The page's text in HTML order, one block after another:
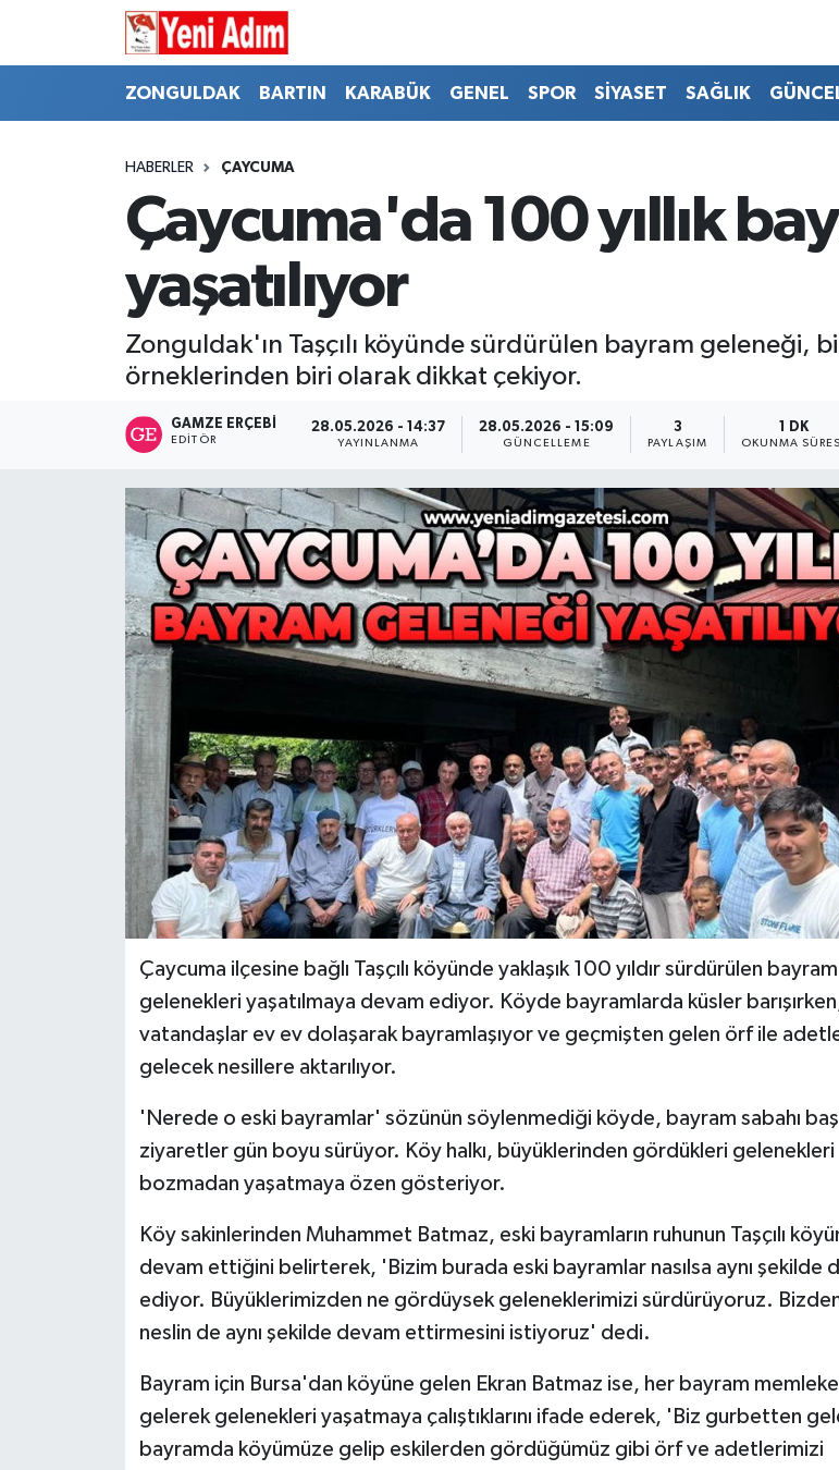
ZONGULDAK BARTIN KARABÜK GENEL SPOR SİYASET SAĞLIK
HABERLER ÇAYCUMA
Çaycuma'da 100 yıllık
yaşatılıyor
Zonguldak'ın Taşçılı köyünde sürdürülen bayram geleneği,
örneklerinden biri olarak dikkat çekiyor.
GAMZE ERÇEBI
EDITÖR
28.05.2026 - 14:37
YAYINLANMA
28.05.2026 - 15:09
GÜNCELLEME
3
PAYLAŞIM
1 DK
OKUNMA
Çaycuma ilçesine bağlı Taşçılı köyünde yaklaşık 100 yıldır sürdürülen bayram
gelenekleri yaşatılmaya devam ediyor. Köyde bayramlarda küsler
vatandaşlar ev ev dolaşarak bayramlaşıyor ve geçmişten gelen örf ile
gelecek nesillere aktarılıyor.
'Nerede o eski bayramlar' sözünün söylenmediği köyde, bayram sabahı
ziyaretler gün boyu sürüyor. Köy halkı, büyüklerinden gördükleri gelenekleri
bozmadan yaşatmaya özen gösteriyor.
Köy sakinlerinden Muhammet Batmaz, eski bayramların ruhunun Taşçılı
devam ettiğini belirterek, 'Bizim burada eski bayramlar nasılsa aynı şekilde
ediyor. Büyüklerimizden ne gördüysek geleneklerimizi sürdürüyoruz.
neslin de aynı şekilde devam ettirmesini istiyoruz' dedi.
Bayram için Bursa'dan köyüne gelen Ekran Batmaz ise, her bayram
gelerek gelenekleri yaşatmaya çalıştıklarını ifade ederek, 'Biz gurbetten
bayramda köyümüze gelip eskilerden gördüğümüz gibi örf ve adetlerimizi
ZONGULDAK
SİYASET
ZONGULDAK
KARABÜK
RESMİ İLAN
Zonguldak Hava Durumu
Süper Lig Puan Durumu ve Fikstür
Tüm Manşetler
Son Dakika Haberleri